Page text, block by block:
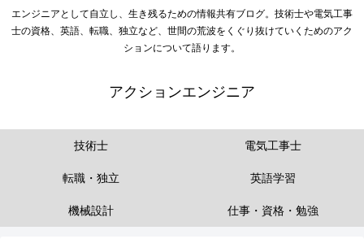
エンジニアとして自立し、生き残るための情報共有ブログ。技術士や電気工事
士の資格、英語、転職、独立など、世間の荒波をくぐり抜けていくためのアク
ションについて語ります。
アクションエンジニア
技術士 電気工事士
転職・独立 英語学習
機械設計 仕事・資格・勉強